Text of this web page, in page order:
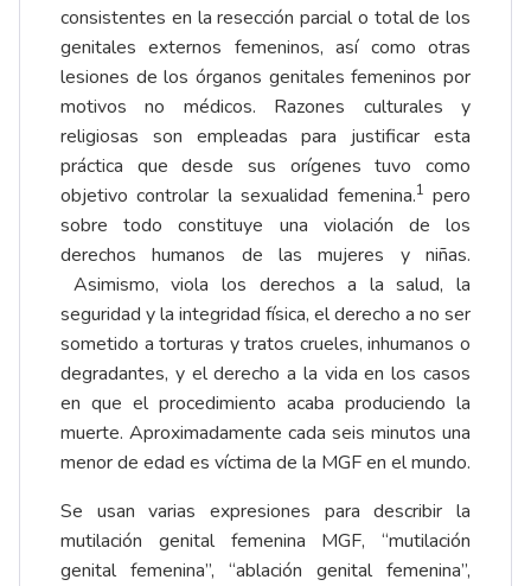
consistentes en la resección parcial o total de los
genitales externos femeninos, así como otras
lesiones de los órganos genitales femeninos por
motivos no médicos. Razones culturales y
religiosas son empleadas para justificar esta
práctica que desde sus orígenes tuvo como
objetivo controlar la sexualidad femenina.1 pero
sobre todo constituye una violación de los
derechos humanos de las mujeres y niñas.
Asimismo, viola los derechos a la salud, la
seguridad y la integridad física, el derecho a no ser
sometido a torturas y tratos crueles, inhumanos o
degradantes, y el derecho a la vida en los casos
en que el procedimiento acaba produciendo la
muerte. Aproximadamente cada seis minutos una
menor de edad es víctima de la MGF en el mundo.
Se usan varias expresiones para describir la
mutilación genital femenina MGF, “mutilación
genital femenina”, “ablación genital femenina”,